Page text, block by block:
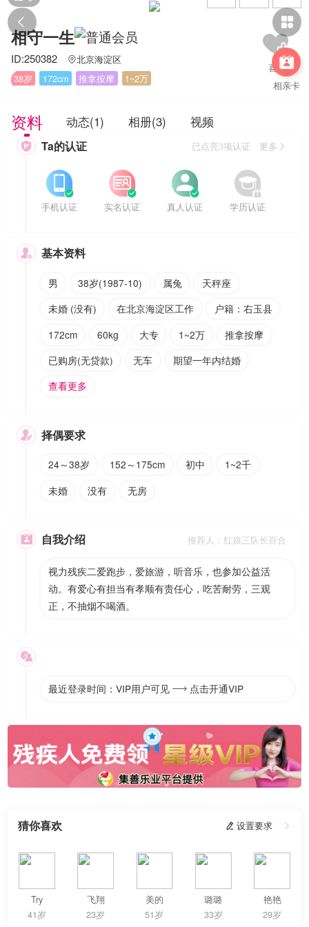
 

相亲卡
相守一生
ID:250382 北京海淀区
38岁
172cm 推拿按摩 1~2万
资料 动态(1) 相册(3) 视频
 Ta的认证 已点亮3项认证 更多


手机认证


实名认证


真人认证


学历认证
 基本资料
男 38岁(1987-10) 属兔
天秤座
未婚 (没有)
在北京海淀区工作
户籍：右玉县
172cm
60kg 大专 1~2万
推拿按摩
已购房(无贷款)
无车
期望一年内结婚
查看更多
 择偶要求
24～38岁 152～175cm 初中
1~2千
未婚
没有 无房
 自我介绍 推荐人：红娘三队长百合
视力残疾二爱跑步，爱旅游，听音乐，也参加公益活
动。有爱心有担当有孝顺有责任心，吃苦耐劳，三观
正，不抽烟不喝酒。

最近登录时间：VIP用户可见  点击开通VIP
猜你喜欢  设置要求 
Try
41岁
飞翔
23岁
美的
51岁
璐璐
33岁
艳艳
29岁